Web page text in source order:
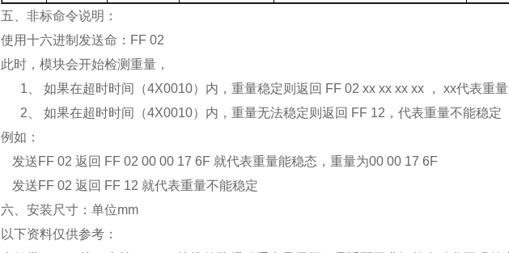
五、 非标命令说明 ：
使用十六进制发送命 ： FF 02
此时，模块会开始检测重量，
1、 如果在超时时间（4X0010）内，重量稳定则返回 FF 02 xx xx xx xx ， xx代表重量
2、 如果在超时时间（4X0010）内，重量无法稳定则返回 FF 12 ，代表重量不能稳定
例如：
发送FF 02 返回 FF 02 00 00 17 6F 就代表重量能稳态，重量为00 00 17 6F
发送FF 02 返回 FF 12 就代表重量不能稳定
六、安装尺寸：单位mm
以下资料仅供参考：